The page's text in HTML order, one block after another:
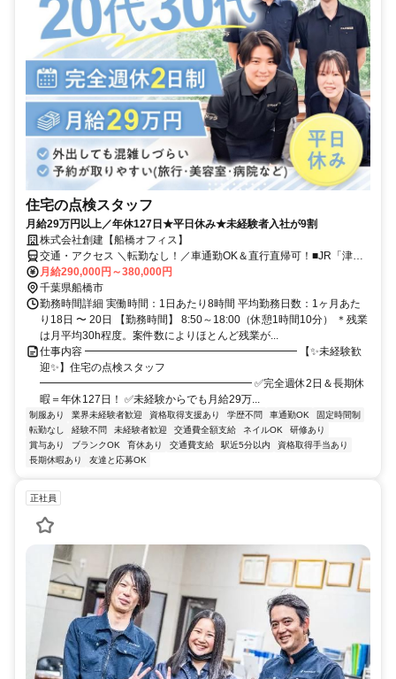
住宅の点検スタッフ
月給29万円以上／年休127日★平日休み★未経験者入社が9割
株式会社創建【船橋オフィス】
交通・アクセス ＼転勤なし！／車通勤OK＆直行直帰可！■JR「津田
沼駅」から徒歩2分
月給290,000円～380,000円
千葉県船橋市
勤務時間詳細 実働時間：1日あたり8時間 平均勤務日数：1ヶ月あた
り18日 〜 20日 【勤務時間】 8:50～18:00（休憩1時間10分） ＊残業
は月平均30h程度。案件数によりほとんど残業が...
仕事内容 ━━━━━━━━━━━━━━━━━━━━ 【✨未経験歓
迎✨】住宅の点検スタッフ
━━━━━━━━━━━━━━━━━━━━ ✅完全週休2日＆長期休
暇＝年休127日！ ✅未経験からでも月給29万...
制服あり 業界未経験者歓迎 資格取得支援あり 学歴不問 車通勤OK
固定時間制
転勤なし
経験不問 未経験者歓迎 交通費全額支給 ネイルOK
研修あり
賞与あり
ブランクOK 育休あり 交通費支給 駅近5分以内
資格取得手当あり
長期休暇あり
友達と応募OK
正社員